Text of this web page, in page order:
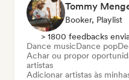
Tommy
Booker, Playlist
> 1800 feedbacks
Dance musicDance pop
Achar ou propor
artistas
Adicionar artistas às